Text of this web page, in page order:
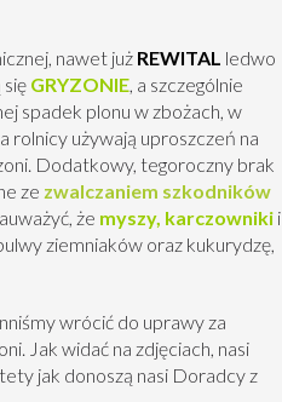
nawet jużREWITAL ledwo
GRYZONIE, a szczególnie
spadek plonu w zbożach, w
rolnicy używają uproszczeń na
Dodatkowy, tegoroczny brak
ze zwalczaniem szkodników
że myszy, karczownikii
ziemniaków oraz kukurydzę,
wrócić do uprawy za
Jak widać na zdjęciach, nasi
jak donoszą nasi Doradcy z